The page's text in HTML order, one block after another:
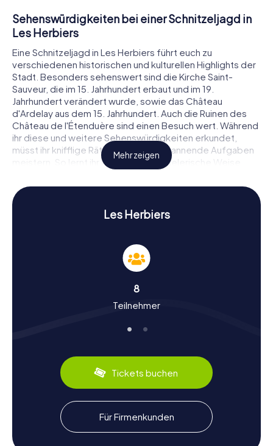
Sehenswürdigkeiten bei einer Schnitzeljagd in
Les Herbiers
Eine Schnitzeljagd in Les Herbiers führt euch zu
verschiedenen historischen und kulturellen Highlights der
Stadt. Besonders sehenswert sind die Kirche Saint-
Sauveur, die im 15. Jahrhundert erbaut und im 19.
Jahrhundert verändert wurde, sowie das Château
d'Ardelay aus dem 15. Jahrhundert. Auch die Ruinen des
Château de l'Étenduère sind einen Besuch wert. Während
ihr diese und weitere Sehenswürdigkeiten erkundet,
müsst ihr knifflige Rätsel lösen und spannende Aufgaben
meistern. So lernt ihr die Stadt auf spielerische Weise
Geschichte und Kultur bei einer Schnitzeljagd in
euch die Möglichkeit, mehr über die reiche Geschichte
und Kultur der Stadt zu erfahren. Les Herbiers wurde
während der Französischen Revolution teilweise zerstört,
Wusstet ihr, dass die Benediktiner-Abtei aus dem Jahr
1130 stammt und während der Revolution aufgelöst
jährliche Austragung des Radrennens Chrono des Nations
gemacht hat. Kulinarisch könnt ihr euch auf lokale
Spezialitäten wie die Vendée-Brioche freuen, die ihr in
den Bäckereien der Stadt probieren könnt.
Nach der Schnitzeljagd in Les Herbiers die
Umgebung erkunden
Wenn ihr nach eurer Schnitzeljagd in Les Herbiers noch
Mehr zeigen
Les Herbiers
8
Teilnehmer
Tickets buchen
Für Firmenkunden